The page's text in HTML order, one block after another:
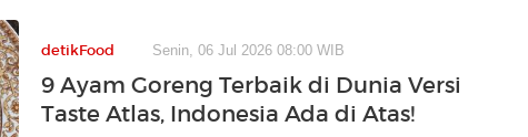
detikFood Senin, 06 Jul 2026 08:00 WIB
9 Ayam Goreng Terbaik di Dunia Versi
Taste Atlas, Indonesia Ada di Atas!